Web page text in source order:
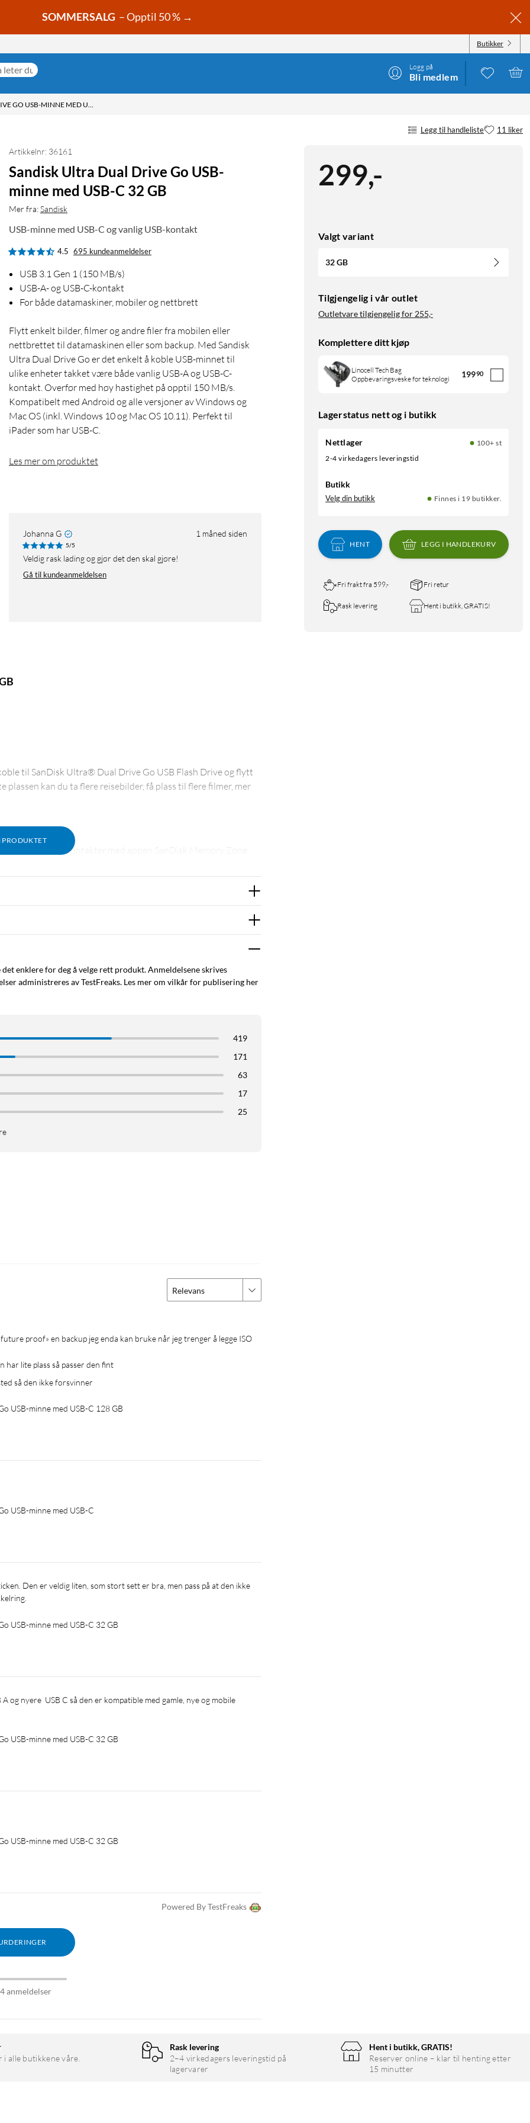
SOMMERSALG – Opptil 50 % →
Butikker
Logg på
Bli medlem
SANDISK ULTRA DUAL DRIVE GO USB-MINNE MED USB-C 32 GB
Legg til handleliste 11 liker
299,-
Valgt variant
32 GB
Tilgjengelig i vår outlet
Outletvare tilgjengelig for255,-
Komplettere ditt kjøp
Linocell Tech Bag
Oppbevaringsveske for teknologi
19990
Lagerstatus nett og i butikk
Nettlager
100+ st
2-4 virkedagers leveringstid
Butikk
Velg din butikk Finnes i 19 butikker.
HENT LEGG I HANDLEKURV
Fri frakt fra 599,- Fri retur
Rask levering Hent i butikk, GRATIS!
Artikkelnr: 36161
Sandisk Ultra Dual Drive Go USB-
minne med USB-C 32 GB
Mer fra:Sandisk
USB-minne med USB-C og vanlig USB-kontakt
4.5 695 kundeanmeldelser
USB 3.1 Gen 1 (150 MB/s)
USB-A- og USB-C-kontakt
For både datamaskiner, mobiler og nettbrett
Flytt enkelt bilder, filmer og andre filer fra mobilen eller
nettbrettet til datamaskinen eller som backup. Med Sandisk
Ultra Dual Drive Go er det enkelt å koble USB-minnet til
ulike enheter takket være både vanlig USB-A og USB-C-
kontakt. Overfør med høy hastighet på opptil 150 MB/s.
Kompatibelt med Android og alle versjoner av Windows og
Mac OS (inkl. Windows 10 og Mac OS 10.11). Perfekt til
iPader som har USB-C.
Les mer om produktet
Johanna G 1 måned siden
5/5
Veldig rask lading og gjør det den skal gjøre!
Gå til kundeanmeldelsen
PRODUKTET
til SanDisk Ultra® Dual Drive Go USB Flash Drive og flytt
kan du ta flere reisebilder, få plass til flere filmer, mer
og kontakter med appen SanDisk Memory Zone.
konstruert for å beskytte enhetens tilkoblinger når du er på
og trygt. Nå vil du alltid ha det for hånden hvis du trenger å
enklere for deg å velge rett produkt. Anmeldelsene skrives
administreres av TestFreaks. Les mer om vilkår for publisering her
419
171
63
17
25
Relevans
har lite plass så passer den fint
så den ikke forsvinner
USB-minne med USB-C 128 GB
USB-minne med USB-C
USB-minne med USB-C 32 GB
USB-minne med USB-C 32 GB
USB-minne med USB-C 32 GB
Powered By TestFreaks
anmeldelser
i alle butikkene våre.
Rask levering
2–4 virkedagers leveringstid på
lagervarer
Hent i butikk, GRATIS!
Reserver online – klar til henting etter
15 minutter